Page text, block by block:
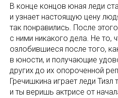
В конце концов юная леди
и узнает настоящую цену
так понравились. После
с ними никакого дела. Не то,
озлобившиеся после того,
в юности, и получающие
других до их опороченной
Гречишкина играет леди Тизл
и ты веришь актрисе от